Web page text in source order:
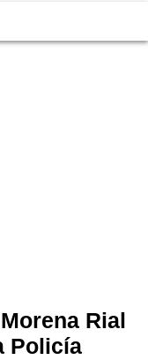
Rial
Policía